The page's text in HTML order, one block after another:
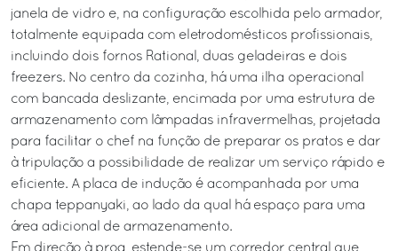
janela de vidro e, na configuração escolhida pelo armador,
totalmente equipada com eletrodomésticos profissionais,
incluindo dois fornos Rational, duas geladeiras e dois
freezers. No centro da cozinha, há uma ilha operacional
com bancada deslizante, encimada por uma estrutura de
armazenamento com lâmpadas infravermelhas, projetada
para facilitar o chef na função de preparar os pratos e dar
à tripulação a possibilidade de realizar um serviço rápido e
eficiente. A placa de indução é acompanhada por uma
chapa teppanyaki, ao lado da qual há espaço para uma
área adicional de armazenamento.
Em direção à proa, estende-se um corredor central que